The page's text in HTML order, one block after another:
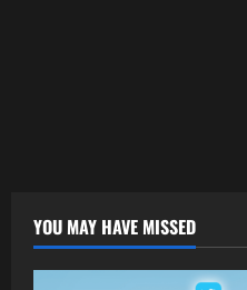
YOU MAY HAVE MISSED